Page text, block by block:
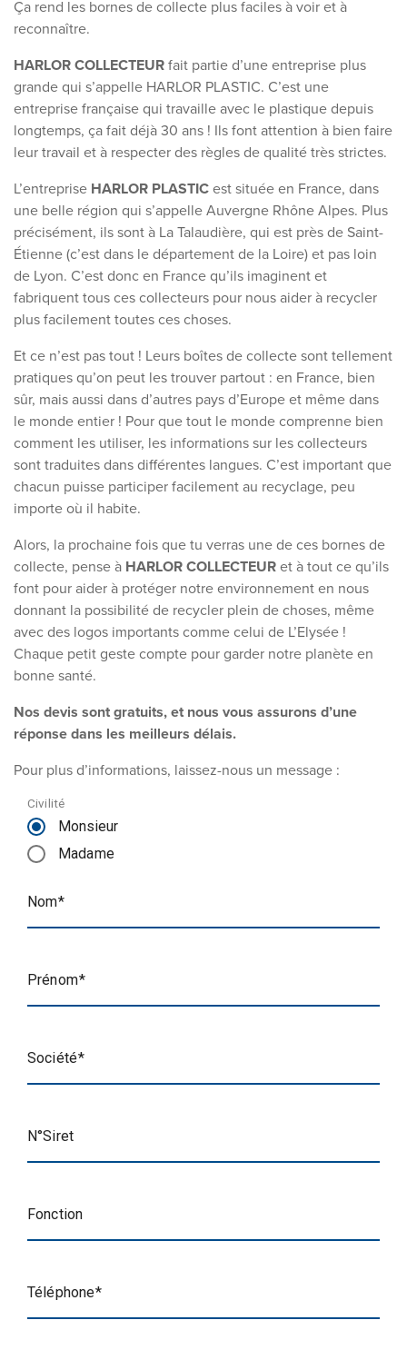
Ça rend les bornes de collecte plus faciles à voir et à
reconnaître.
HARLOR COLLECTEUR fait partie d’une entreprise plus
grande qui s’appelle HARLOR PLASTIC. C’est une
entreprise française qui travaille avec le plastique depuis
longtemps, ça fait déjà 30 ans ! Ils font attention à bien faire
leur travail et à respecter des règles de qualité très strictes.
L’entreprise HARLOR PLASTIC est située en France, dans
une belle région qui s’appelle Auvergne Rhône Alpes. Plus
précisément, ils sont à La Talaudière, qui est près de Saint-
Étienne (c’est dans le département de la Loire) et pas loin
de Lyon. C’est donc en France qu’ils imaginent et
fabriquent tous ces collecteurs pour nous aider à recycler
plus facilement toutes ces choses.
Et ce n’est pas tout ! Leurs boîtes de collecte sont tellement
pratiques qu’on peut les trouver partout : en France, bien
sûr, mais aussi dans d’autres pays d’Europe et même dans
le monde entier ! Pour que tout le monde comprenne bien
comment les utiliser, les informations sur les collecteurs
sont traduites dans différentes langues. C’est important que
chacun puisse participer facilement au recyclage, peu
importe où il habite.
Alors, la prochaine fois que tu verras une de ces bornes de
collecte, pense à HARLOR COLLECTEUR et à tout ce qu’ils
font pour aider à protéger notre environnement en nous
donnant la possibilité de recycler plein de choses, même
avec des logos importants comme celui de L’Elysée !
Chaque petit geste compte pour garder notre planète en
bonne santé.
Nos devis sont gratuits, et nous vous assurons d’une
réponse dans les meilleurs délais.
Pour plus d’informations, laissez-nous un message :
Civilité
Monsieur
Madame
Nom
Prénom
Société
N°Siret
Fonction
Téléphone